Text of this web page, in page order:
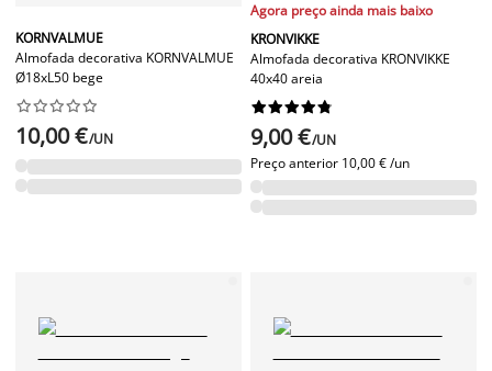
KORNVALMUE
Almofada decorativa KORNVALMUE
Ø18xL50 bege






10,00 €/UN
Agora preço ainda mais baixo
KRONVIKKE
Almofada decorativa KRONVIKKE
40x40 areia






9,00 €/UN
Preço anterior 10,00 € /un